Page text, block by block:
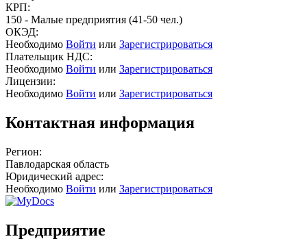
КРП:
150 - Малые предприятия (41-50 чел.)
ОКЭД:
Необходимо Войти или Зарегистрироваться
Плательщик НДС:
Необходимо Войти или Зарегистрироваться
Лицензии:
Необходимо Войти или Зарегистрироваться
Контактная информация
Регион:
Павлодарская область
Юридический адрес:
Необходимо Войти или Зарегистрироваться
Предприятие